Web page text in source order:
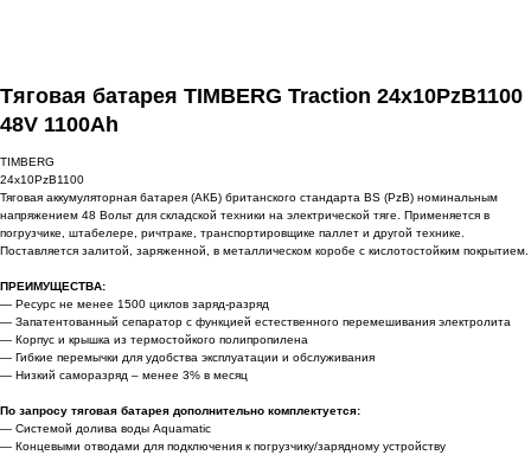
Тяговая батарея TIMBERG Traction 24x10PzB1100
48V 1100Ah
TIMBERG
24x10PzB1100
Тяговая аккумуляторная батарея (АКБ) британского стандарта BS (PzB) номинальным
напряжением 48 Вольт для складской техники на электрической тяге. Применяется в
погрузчике, штабелере, ричтраке, транспортировщике паллет и другой технике.
Поставляется залитой, заряженной, в металлическом коробе с кислотостойким покрытием.
ПРЕИМУЩЕСТВА:
— Ресурс не менее 1500 циклов заряд-разряд
— Запатентованный сепаратор с функцией естественного перемешивания электролита
— Корпус и крышка из термостойкого полипропилена
— Гибкие перемычки для удобства эксплуатации и обслуживания
— Низкий саморазряд – менее 3% в месяц
По запросу тяговая батарея дополнительно комплектуется:
— Системой долива воды Aquamatic
— Концевыми отводами для подключения к погрузчику/зарядному устройству